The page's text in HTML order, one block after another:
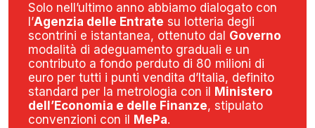
Solo nell’ultimo anno abbiamo dialogato con
l’Agenzia delle Entrate su lotteria degli
scontrini e istantanea, ottenuto dal Governo
modalità di adeguamento graduali e un
contributo a fondo perduto di 80 milioni di
euro per tutti i punti vendita d’Italia, definito
standard per la metrologia con il
Ministero
dell’Economia e delle Finanze, stipulato
convenzioni con il
MePa.